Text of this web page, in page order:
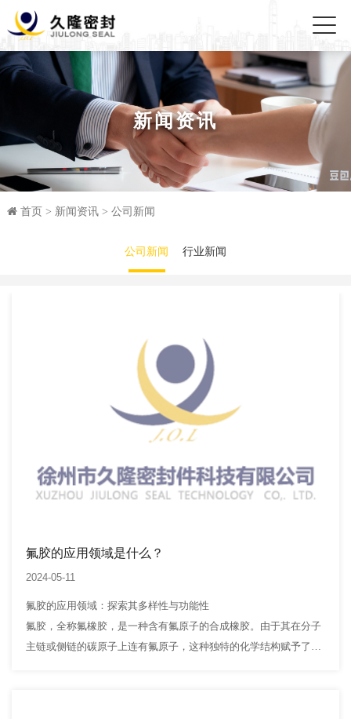
新闻资讯
首页 > 新闻资讯> 公司新闻
公司新闻 行业新闻
氟胶的应用领域是什么？
2024-05-11
氟胶的应用领域：探索其多样性与功能性
氟胶，全称氟橡胶，是一种含有氟原子的合成橡胶。由于其在分子
主链或侧链的碳原子上连有氟原子，这种独特的化学结构赋予了氟